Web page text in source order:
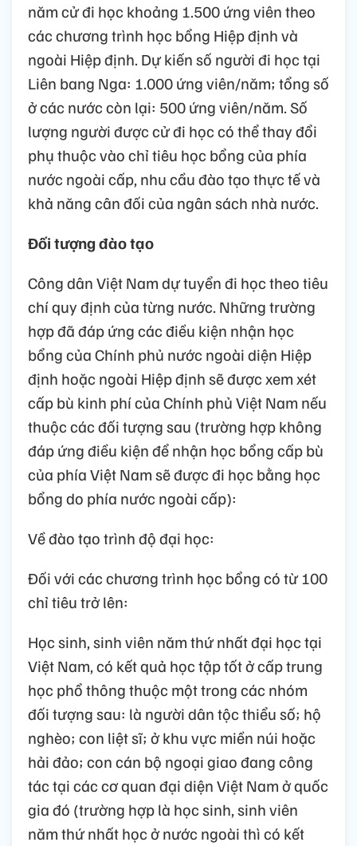
năm cử đi học khoảng 1.500 ứng viên theo
các chương trình học bổng Hiệp định và
ngoài Hiệp định. Dự kiến số người đi học tại
Liên bang Nga: 1.000 ứng viên/năm; tổng số
ở các nước còn lại: 500 ứng viên/năm. Số
lượng người được cử đi học có thể thay đổi
phụ thuộc vào chỉ tiêu học bổng của phía
nước ngoài cấp, nhu cầu đào tạo thực tế và
khả năng cân đối của ngân sách nhà nước.
Đối tượng đào tạo
Công dân Việt Nam dự tuyển đi học theo tiêu
chí quy định của từng nước. Những trường
hợp đã đáp ứng các điều kiện nhận học
bổng của Chính phủ nước ngoài diện Hiệp
định hoặc ngoài Hiệp định sẽ được xem xét
cấp bù kinh phí của Chính phủ Việt Nam nếu
thuộc các đối tượng sau (trường hợp không
đáp ứng điều kiện để nhận học bổng cấp bù
của phía Việt Nam sẽ được đi học bằng học
bổng do phía nước ngoài cấp):
Về đào tạo trình độ đại học:
Đối với các chương trình học bổng có từ 100
chỉ tiêu trở lên:
Học sinh, sinh viên năm thứ nhất đại học tại
Việt Nam, có kết quả học tập tốt ở cấp trung
học phổ thông thuộc một trong các nhóm
đối tượng sau: là người dân tộc thiểu số; hộ
nghèo; con liệt sĩ; ở khu vực miền núi hoặc
hải đảo; con cán bộ ngoại giao đang công
tác tại các cơ quan đại diện Việt Nam ở quốc
gia đó (trường hợp là học sinh, sinh viên
năm thứ nhất học ở nước ngoài thì có kết